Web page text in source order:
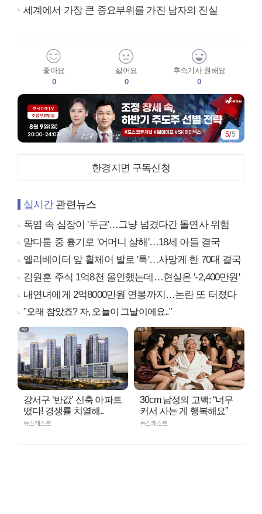
세계에서 가장 큰 중요부위를 가진 남자의 진실
좋아요
0
싫어요
0
후속기사 원해요
0
5/5
한경지면 구독신청
실시간관련뉴스
폭염 속 심장이 '두근'…그냥 넘겼다간 돌연사 위험
말다툼 중 흉기로 '어머니 살해'…18세 아들 결국
엘리베이터 앞 휠체어 발로 '툭'…사망케 한 70대 결국
김원훈 주식 1억8천 올인했는데…현실은 '-2,400만원'
내연녀에게 2억8000만원 연봉까지…논란 또 터졌다
"오래 참았죠? 자, 오늘이 그날이에요.."
강서구 ‘반값’ 신축 아파트
떴다! 경쟁률 치열해..
뉴스캐스트
30cm 남성의 고백: “너무
커서 사는 게 행복해요”
뉴스캐스트